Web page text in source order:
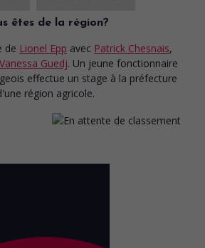
êtes de la région?
de Lionel Epp avec Patrick Chesnais,
Vanessa Guedj. Un jeune fonctionnaire
effectue un stage à la préfecture
région agricole.